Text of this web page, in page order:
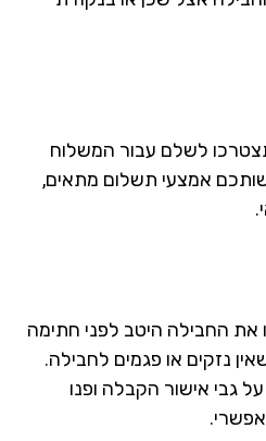
לשלם עבור המשלוח
אמצעי תשלום מתאים,
היטב לפני חתימה
או פגמים לחבילה.
אישור הקבלה ופנו